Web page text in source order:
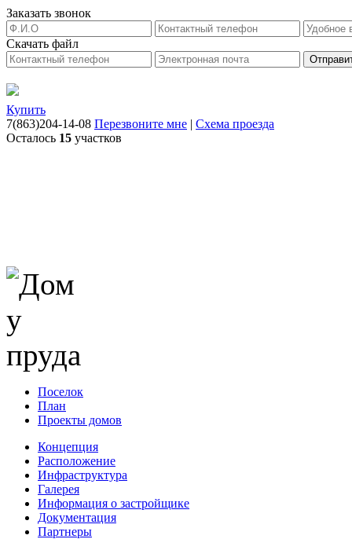
Заказать звонок
Скачать файл
Купить
7(863)204-14-08 Перезвоните мне | Схема проезда
Осталось 15 участков
Поселок
План
Проекты домов
Концепция
Расположение
Инфраструктура
Галерея
Информация о застройщике
Документация
Партнеры